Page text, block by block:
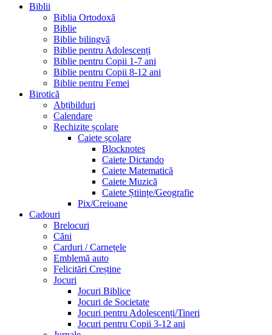
Biblii
Biblia Ortodoxă
Biblie
Biblie bilingvă
Biblie pentru Adolescenți
Biblie pentru Copii 1-7 ani
Biblie pentru Copii 8-12 ani
Biblie pentru Femei
Birotică
Abțibilduri
Calendare
Rechizite școlare
Caiete școlare
Blocknotes
Caiete Dictando
Caiete Matematică
Caiete Muzică
Caiete Științe/Geografie
Pix/Creioane
Cadouri
Brelocuri
Căni
Carduri / Carnețele
Emblemă auto
Felicitări Creștine
Jocuri
Jocuri Biblice
Jocuri de Societate
Jocuri pentru Adolescenți/Tineri
Jocuri pentru Copii 3-12 ani